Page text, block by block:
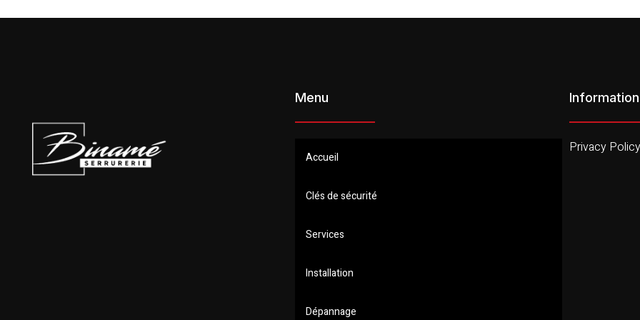
Menu
Accueil
Clés de sécurité
Services
Installation
Dépannage
Privacy Policy